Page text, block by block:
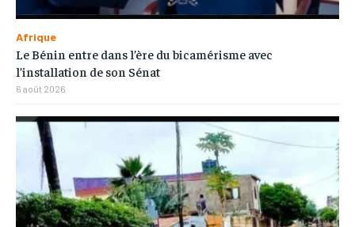
Afrique
Le Bénin entre dans l’ère du bicamérisme avec
l’installation de son Sénat
6 août 2026